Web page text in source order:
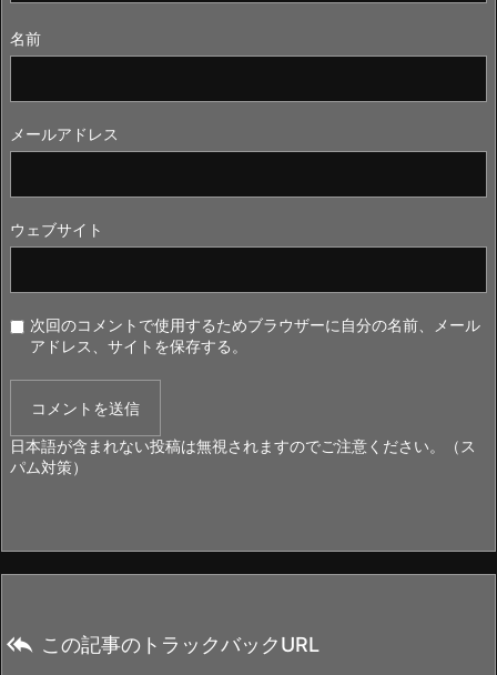
名前
メールアドレス
ウェブサイト
次回のコメントで使用するためブラウザーに自分の名前、メール
アドレス、サイトを保存する。
日本語が含まれない投稿は無視されますのでご注意ください。（ス
パム対策）
 この記事のトラックバックURL